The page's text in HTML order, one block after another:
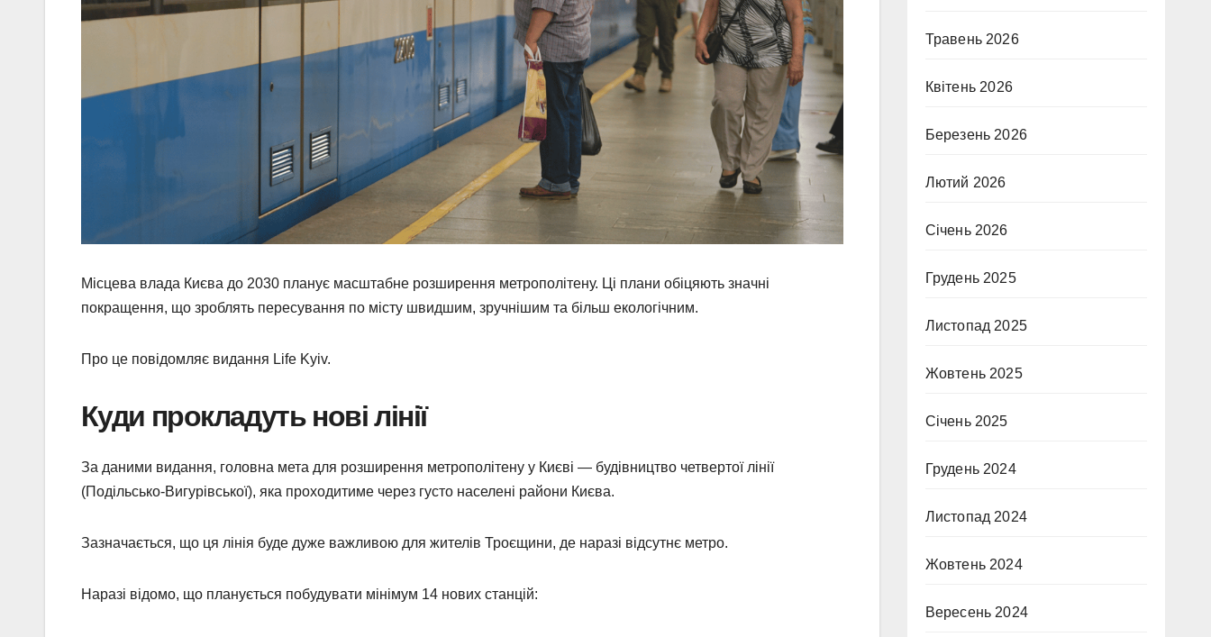
Місцева влада Києва до 2030 планує масштабне розширення метрополітену. Ці плани обіцяють значні
покращення, що зроблять пересування по місту швидшим, зручнішим та більш екологічним.
Про це повідомляє видання Life Kyiv.
Куди прокладуть нові лінії
За даними видання, головна мета для розширення метрополітену у Києві — будівництво четвертої лінії
(Подільсько-Вигурівської), яка проходитиме через густо населені райони Києва.
Зазначається, що ця лінія буде дуже важливою для жителів Троєщини, де наразі відсутнє метро.
Наразі відомо, що планується побудувати мінімум 14 нових станцій:
Травень 2026
Квітень 2026
Березень 2026
Лютий 2026
Січень 2026
Грудень 2025
Листопад 2025
Жовтень 2025
Січень 2025
Грудень 2024
Листопад 2024
Жовтень 2024
Вересень 2024